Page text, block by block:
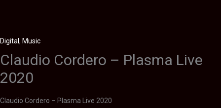
Digital , Music
Claudio Cordero – Plasma Live
2020
Claudio Cordero – Plasma Live 2020